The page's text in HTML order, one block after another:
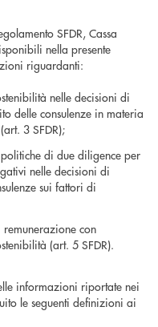
SFDR, Cassa
nella presente
riguardanti:
nelle decisioni di
delle consulenze in materia
3 SFDR);
di due diligence per
nelle decisioni di
sui fattori di
con
(art. 5 SFDR).
informazioni riportate nei
le seguenti definizioni ai